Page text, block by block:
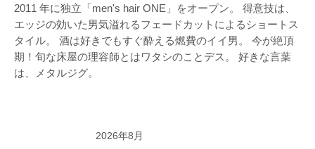
2011 年に独立「men's hair ONE」をオープン。 得意技は、
エッジの効いた男気溢れるフェードカットによるショートス
タイル。 酒は好きでもすぐ酔える燃費のイイ男。 今が絶頂
期！旬な床屋の理容師とはワタシのことデス。 好きな言葉
は、メタルジグ。
2026年8月